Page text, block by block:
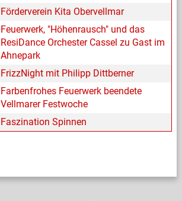
Förderverein Kita Obervellmar
Feuerwerk, "Höhenrausch" und das
ResiDance Orchester Cassel zu Gast im
Ahnepark
FrizzNight mit Philipp Dittberner
Farbenfrohes Feuerwerk beendete
Vellmarer Festwoche
Faszination Spinnen